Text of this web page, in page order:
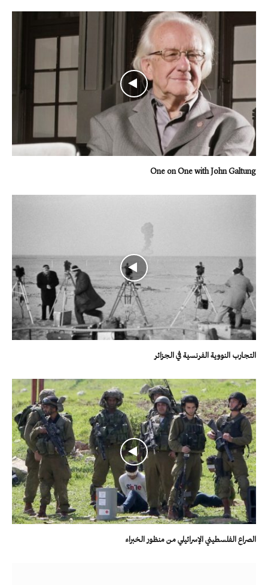
One on One with John Galtung
التجارب النووية الفرنسية في الجزائر
الصراع الفلسطيني الإسرائيلي من منظور الخبراء